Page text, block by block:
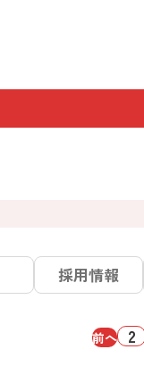
採用情報
前へ 2